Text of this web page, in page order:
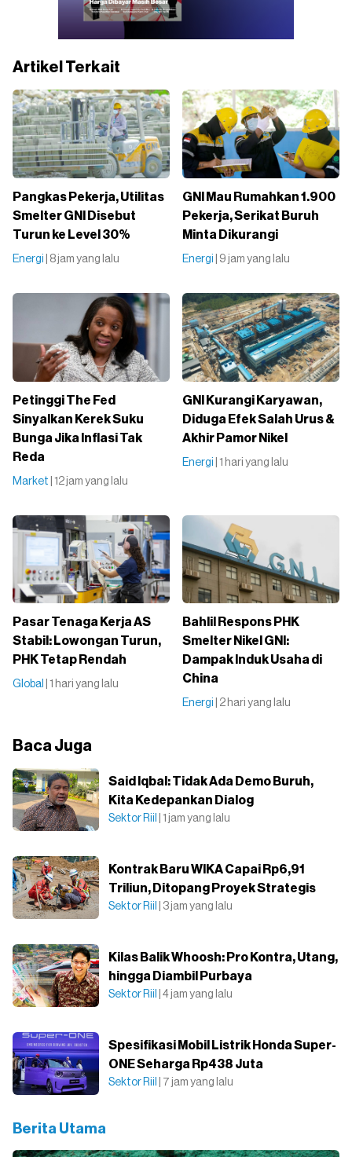
Artikel Terkait
Pangkas Pekerja, Utilitas
Smelter GNI Disebut
Turun ke Level 30%
Energi | 8 jam yang lalu
GNI Mau Rumahkan 1.900
Pekerja, Serikat Buruh
Minta Dikurangi
Energi | 9 jam yang lalu
Petinggi The Fed
Sinyalkan Kerek Suku
Bunga Jika Inflasi Tak
Reda
Market | 12 jam yang lalu
GNI Kurangi Karyawan,
Diduga Efek Salah Urus &
Akhir Pamor Nikel
Energi | 1 hari yang lalu
Pasar Tenaga Kerja AS
Stabil: Lowongan Turun,
PHK Tetap Rendah
Global | 1 hari yang lalu
Bahlil Respons PHK
Smelter Nikel GNI:
Dampak Induk Usaha di
China
Energi | 2 hari yang lalu
Baca Juga
Said Iqbal: Tidak Ada Demo Buruh,
Kita Kedepankan Dialog
Sektor Riil | 1 jam yang lalu
Kontrak Baru WIKA Capai Rp6,91
Triliun, Ditopang Proyek Strategis
Sektor Riil | 3 jam yang lalu
Kilas Balik Whoosh: Pro Kontra, Utang,
hingga Diambil Purbaya
Sektor Riil | 4 jam yang lalu
Spesifikasi Mobil Listrik Honda Super-
ONE Seharga Rp438 Juta
Sektor Riil | 7 jam yang lalu
Berita Utama